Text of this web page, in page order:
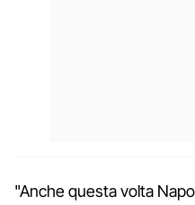
"Anche questa volta